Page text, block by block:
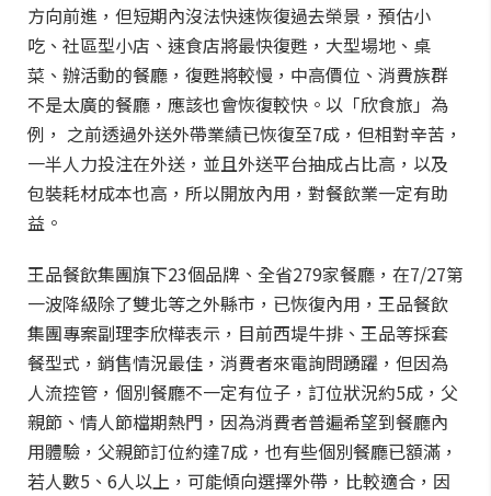
方向前進，但短期內沒法快速恢復過去榮景，預估小
吃、社區型小店、速食店將最快復甦，大型場地、桌
菜、辦活動的餐廳，復甦將較慢，中高價位、消費族群
不是太廣的餐廳，應該也會恢復較快。以「欣食旅」為
例， 之前透過外送外帶業績已恢復至7成，但相對辛苦，
一半人力投注在外送，並且外送平台抽成占比高，以及
包裝耗材成本也高，所以開放內用，對餐飲業一定有助
益。
王品餐飲集團旗下23個品牌、全省279家餐廳，在7/27第
一波降級除了雙北等之外縣市，已恢復內用，王品餐飲
集團專案副理李欣樺表示，目前西堤牛排、王品等採套
餐型式，銷售情況最佳，消費者來電詢問踴躍，但因為
人流控管，個別餐廳不一定有位子，訂位狀況約5成，父
親節、情人節檔期熱門，因為消費者普遍希望到餐廳內
用體驗，父親節訂位約達7成，也有些個別餐廳已額滿，
若人數5、6人以上，可能傾向選擇外帶，比較適合，因